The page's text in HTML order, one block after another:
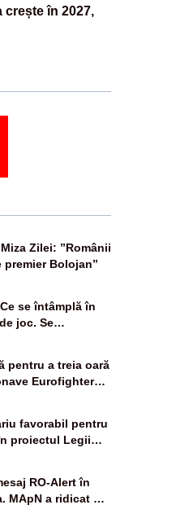
crește în 2027,
Zilei: ”Românii
Bolojan”
se întâmplă în
joc. Se
de prost”
pentru a treia oară
Eurofighter
de la sol
favorabil pentru
proiectul Legii
RO-Alert în
MApN a ridicat de